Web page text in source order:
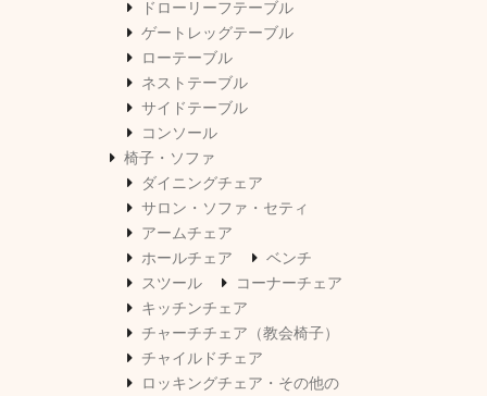
ドローリーフテーブル
ゲートレッグテーブル
ローテーブル
ネストテーブル
サイドテーブル
コンソール
椅子・ソファ
ダイニングチェア
サロン・ソファ・セティ
アームチェア
ホールチェア
ベンチ
スツール
コーナーチェア
キッチンチェア
チャーチチェア（教会椅子）
チャイルドチェア
ロッキングチェア・その他の